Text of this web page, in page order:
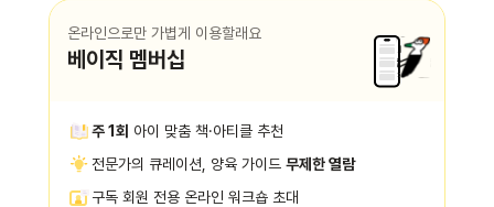
온라인으로만 가볍게 이용할래요
베이직 멤버십
주 1회 아이 맞춤 책·아티클 추천
전문가의 큐레이션, 양육 가이드 무제한 열람
구독 회원 전용 온라인 워크숍 초대